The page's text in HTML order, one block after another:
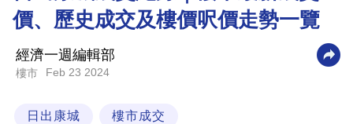
商
業
科
價、歷史成交及樓價呎價走勢一覽
經濟一週編輯部
樓市 Feb 23 2024
日出康城 樓市成交